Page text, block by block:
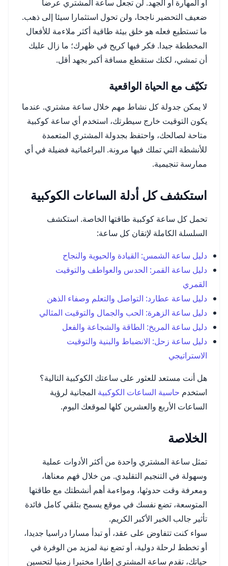
أو المهارة أو الجهد. لن تجعل ساعة المشتري عرضا
ضعيف التحضير ناجحا، ولن تحول استثمارا سيئا إلى ذهب.
ما تستطيع فعله هو خلق بيئة طاقية أكثر ملاءمة للأفعال
المخططة جيدا. فكر فيها كريح في ظهرك؛ ما زال عليك
أن تمشي، لكنك ستقطع مسافة أكبر بجهد أقل.
تكيّف مع الحياة الواقعية
لا يمكن جدولة كل نشاط مهم خلال ساعة مشتري. عندما
يكون التوقيت خارج سيطرتك، استخدم أي ساعة كوكبية
متاحة لصالحك، واحتفظ بجدولة المشتري المتعمدة
للأنشطة التي تملك فيها مرونة. البراغماتية فضيلة في أي
ممارسة تنجيمية.
استكشف كل أدلة الساعات الكوكبية
تحمل كل ساعة كوكبية طاقتها الخاصة. استكشف
السلسلة الكاملة لإتقان كل ساعة:
دليل ساعة الشمس: القيادة والحيوية والنجاح
دليل ساعة القمر: الحدس والعواطف والتوقيت
القمري
دليل ساعة عطارد: التواصل والتعلم وصفاء الذهن
دليل ساعة الزهرة: الحب والجمال والتوقيت المثالي
دليل ساعة المريخ: الطاقة والشجاعة والفعل
دليل ساعة زحل: الانضباط والبنية والتوقيت
الاستراتيجي
هل أنت مستعد للعثور على ساعتك الكوكبية التالية؟
استخدم حاسبة الساعات الكوكبية المجانية لرؤية
الساعات الأربع والعشرين كلها لموقعك اليوم.
الخلاصة
تمثل ساعة المشتري واحدة من أكثر الأدوات عملية
وسهولة في التنجيم التقليدي. من خلال فهم معناها،
ومعرفة وقت حدوثها، ومواءمة أهم أنشطتك مع طاقتها
المتوسعة، تضع نفسك في موقع يسمح بتلقي كامل فائدة
تأثير جالب الخير الأكبر الكريم.
سواء كنت تتفاوض على عقد، أو تبدأ مسارا دراسيا جديدا،
أو تخطط لرحلة دولية، أو تضع نية لمزيد من الوفرة في
حياتك، تقدم ساعة المشتري إطارا مختبرا زمنيا لتحسين